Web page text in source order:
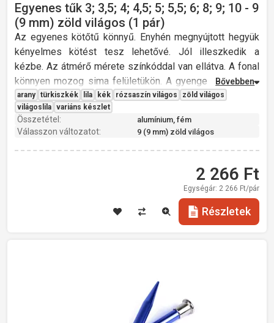
Egyenes tűk 3; 3,5; 4; 4,5; 5; 5,5; 6; 8; 9; 10 - 9
(9 mm) zöld világos (1 pár)
Az egyenes kötőtű könnyű. Enyhén megnyújtott hegyük
kényelmes kötést tesz lehetővé. Jól illeszkedik a
kézbe. Az átmérő mérete színkóddal van ellátva. A fonal
könnyen mozog sima felületükön. A gyenge tűk vékony
fonalhoz alkalmasak, a nagyobb számú tűk, éppen
ellenkezőleg, a vastagabb fonalhoz és anyaghoz.
Átmérő: 3; 3,5; 4; 4,5; 5; 5,5; 6; 8; 9; 10 mm
Üreges
arany türkiszkék lila kék rózsaszín világos
zöld világos
világoslila variáns készlet
Összetétel: alumínium, fém
Válasszon változatot: 9 (9 mm) zöld világos
2 266 Ft
Egységár: 2 266 Ft/pár
Részletek